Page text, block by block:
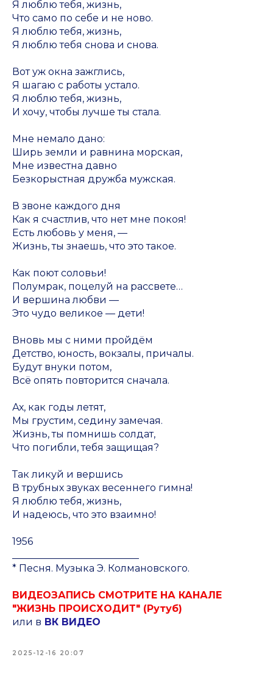
Я люблю тебя, жизнь,
Что само по себе и не ново.
Я люблю тебя, жизнь,
Я люблю тебя снова и снова.
Вот уж окна зажглись,
Я шагаю с работы устало.
Я люблю тебя, жизнь,
И хочу, чтобы лучше ты стала.
Мне немало дано:
Ширь земли и равнина морская,
Мне известна давно
Безкорыстная дружба мужская.
В звоне каждого дня
Как я счастлив, что нет мне покоя!
Есть любовь у меня, —
Жизнь, ты знаешь, что это такое.
Как поют соловьи!
Полумрак, поцелуй на рассвете…
И вершина любви —
Это чудо великое — дети!
Вновь мы с ними пройдём
Детство, юность, вокзалы, причалы.
Будут внуки потом,
Всё опять повторится сначала.
Ах, как годы летят,
Мы грустим, седину замечая.
Жизнь, ты помнишь солдат,
Что погибли, тебя защищая?
Так ликуй и вершись
В трубных звуках весеннего гимна!
Я люблю тебя, жизнь,
И надеюсь, что это взаимно!
1956
* Песня. Музыка Э. Колмановского.
ВИДЕОЗАПИСЬ СМОТРИТЕ НА КАНАЛЕ
"ЖИЗНЬ ПРОИСХОДИТ" (Рутуб)
или в ВК ВИДЕО
2025-12-16 20:07